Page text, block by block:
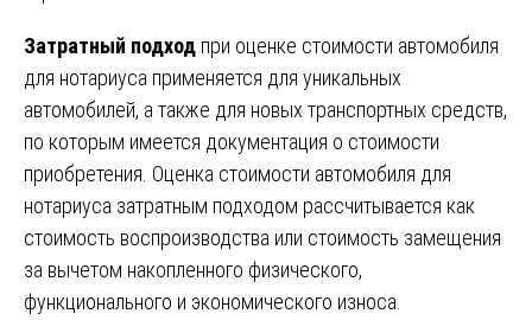
Затратный подход при оценке стоимости автомобиля
для нотариуса применяется для уникальных
автомобилей, а также для новых транспортных средств,
по которым имеется документация о стоимости
приобретения. Оценка стоимости автомобиля для
нотариуса затратным подходом рассчитывается как
стоимость воспроизводства или стоимость замещения
за вычетом накопленного физического,
функционального и экономического износа.